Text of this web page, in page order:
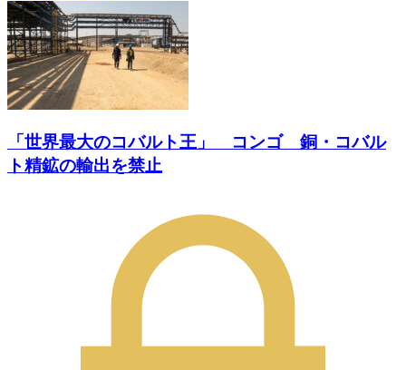
「世界最大のコバルト王」 コンゴ 銅・コバル
ト精鉱の輸出を禁止